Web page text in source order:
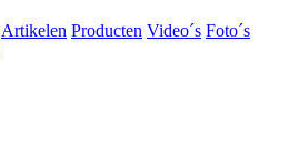
Artikelen Producten Video´s Foto´s